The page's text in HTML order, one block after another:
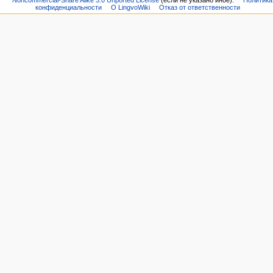
конфиденциальности
О LingvoWiki Отказ от ответственности